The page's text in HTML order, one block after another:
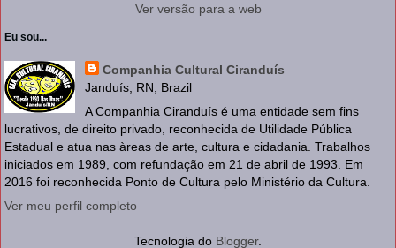
Ver versão para a web
Eu sou...
Companhia Cultural Ciranduís
Janduís, RN, Brazil
A Companhia Ciranduís é uma entidade sem fins
lucrativos, de direito privado, reconhecida de Utilidade Pública
Estadual e atua nas àreas de arte, cultura e cidadania. Trabalhos
iniciados em 1989, com refundação em 21 de abril de 1993. Em
2016 foi reconhecida Ponto de Cultura pelo Ministério da Cultura.
Ver meu perfil completo
Tecnologia do Blogger.